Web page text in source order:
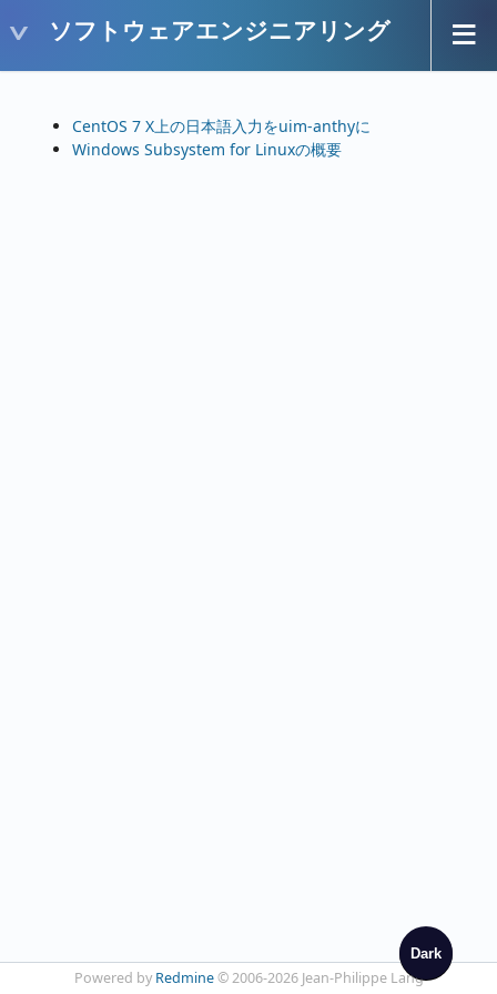
Dark
ソフトウェアエンジニアリング
CentOS 7 X上の日本語入力をuim-anthyに
Windows Subsystem for Linuxの概要
Powered by Redmine© 2006-2026 Jean-Philippe Lang